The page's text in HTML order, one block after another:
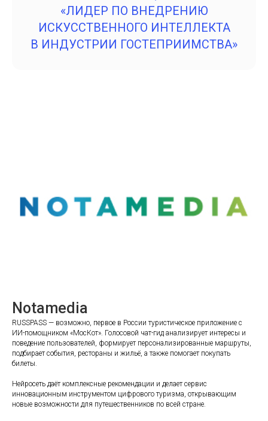
«ЛИДЕР ПО ВНЕДРЕНИЮ
ИСКУССТВЕННОГО ИНТЕЛЛЕКТА
В ИНДУСТРИИ ГОСТЕПРИИМСТВА»
Notamedia
RUSSPASS — возможно, первое в России туристическое приложение с
ИИ-помощником «МосКот». Голосовой чат-гид анализирует интересы и
поведение пользователей, формирует персонализированные маршруты,
подбирает события, рестораны и жильё, а также помогает покупать
билеты.
Нейросеть даёт комплексные рекомендации и делает сервис
инновационным инструментом цифрового туризма, открывающим
новые возможности для путешественников по всей стране.